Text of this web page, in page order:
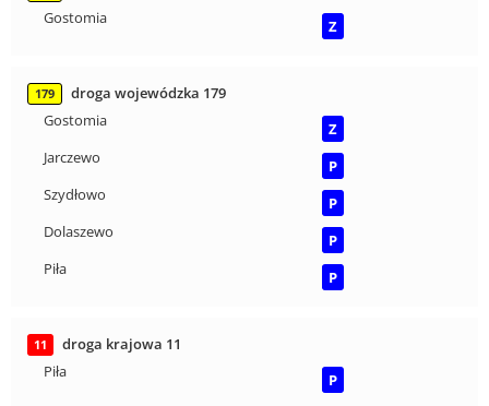
Gostomia
Z
179
droga wojewódzka 179
Gostomia
Z
Jarczewo
P
Szydłowo
P
Dolaszewo
P
Piła
P
11
droga krajowa 11
Piła
P